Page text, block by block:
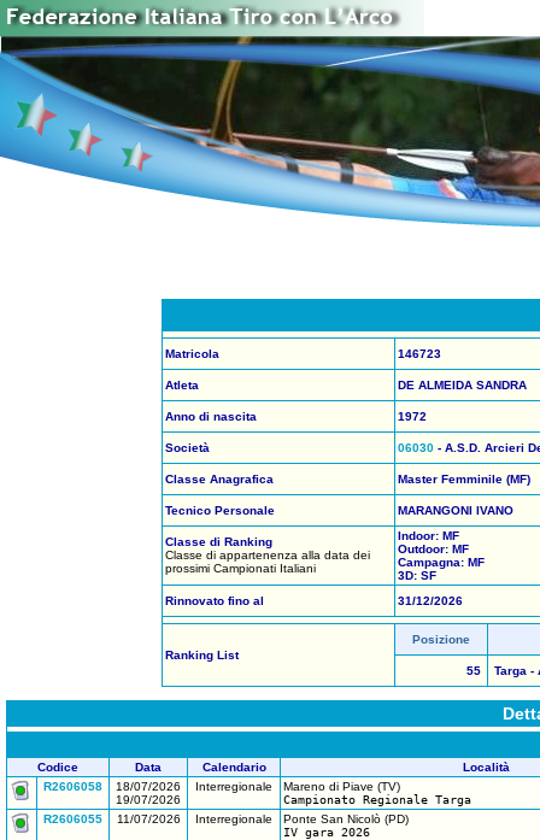
Matricola 146723
Atleta DE ALMEIDA SANDRA
Anno di nascita 1972
Società 06030- A.S.D. Arcieri
Classe Anagrafica Master Femminile (MF)
Tecnico Personale MARANGONI IVANO
Classe di Ranking
Classe di appartenenza alla data dei
prossimi Campionati Italiani
Indoor: MF
Outdoor: MF
Campagna: MF
3D: SF
Rinnovato fino al
31/12/2026
Ranking List
Posizione
55 Targa -
Codice Data Calendario
Località
R2606058
18/07/2026
19/07/2026
Interregionale
Mareno di Piave (TV)
Campionato Regionale Targa
R2606055
11/07/2026 Interregionale
Ponte San Nicolò (PD)
IV gara 2026